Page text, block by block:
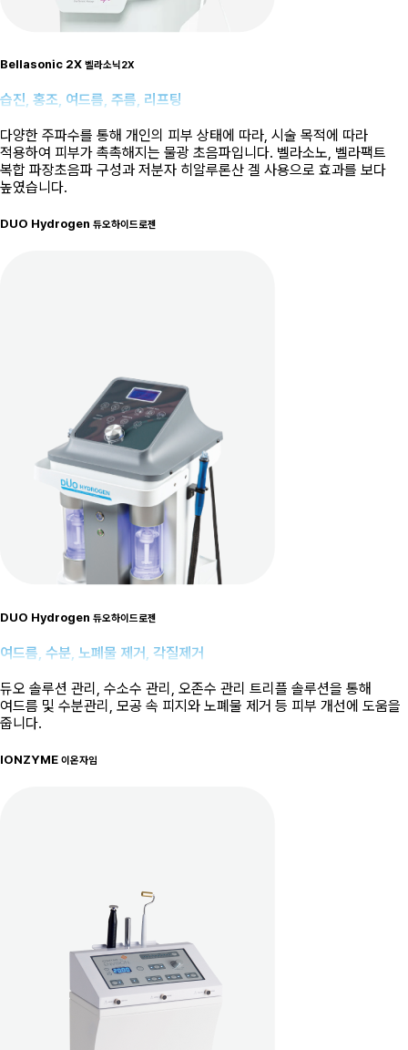
Bellasonic 2X 벨라소닉2X
습진, 홍조, 여드름, 주름, 리프팅
다양한 주파수를 통해 개인의 피부 상태에 따라, 시술 목적에 따라
적용하여 피부가 촉촉해지는 물광 초음파입니다. 벨라소노, 벨라팩트
복합 파장초음파 구성과 저분자 히알루론산 겔 사용으로 효과를 보다
높였습니다.
DUO Hydrogen 듀오하이드로젠
DUO Hydrogen 듀오하이드로젠
여드름, 수분, 노폐물 제거, 각질제거
듀오 솔루션 관리, 수소수 관리, 오존수 관리 트리플 솔루션을 통해
여드름 및 수분관리, 모공 속 피지와 노폐물 제거 등 피부 개선에 도움을
줍니다.
IONZYME 이온자임